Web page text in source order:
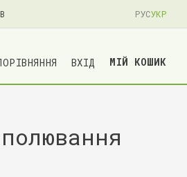
РУСУКР
ВХІД МІЙ КОШИК